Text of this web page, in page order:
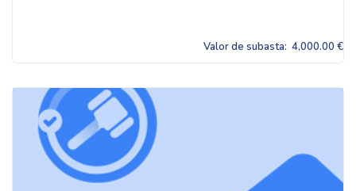
Valor de subasta: 4,000.00 €